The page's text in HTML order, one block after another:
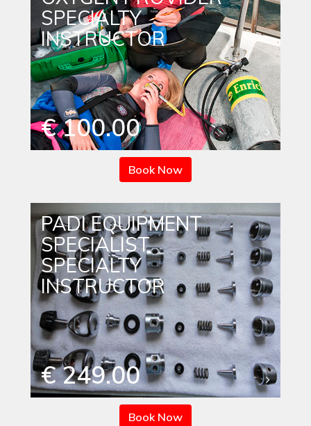
SPECIALTY
INSTRUCTOR
€ 100.00
Book Now
PADI EQUIPMENT
SPECIALIST
SPECIALTY
INSTRUCTOR
€ 249.00
Book Now